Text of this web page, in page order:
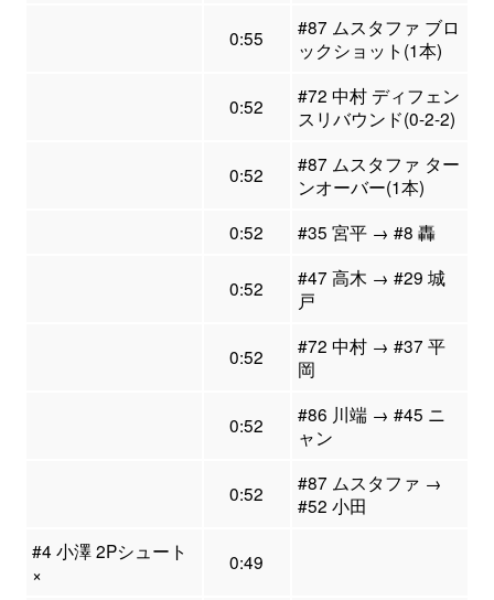
0:55
#87 ムスタファ ブロ
ックショット(1本)
0:52
#72 中村 ディフェン
スリバウンド(0-2-2)
0:52
#87 ムスタファ ター
ンオーバー(1本)
0:52
#35 宮平 → #8 轟
0:52
#47 高木 → #29 城
戸
0:52
#72 中村 → #37 平
岡
0:52
#86 川端 → #45 ニ
ャン
0:52
#87 ムスタファ →
#52 小田
#4 小澤 2Pシュート
×
0:49